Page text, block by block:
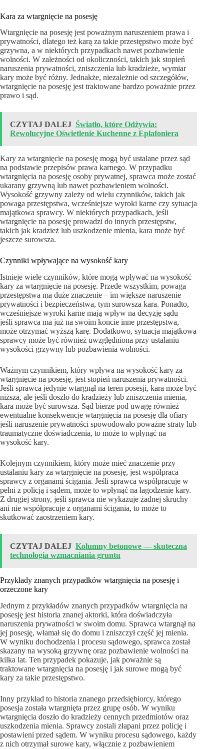
Kara za wtargnięcie na posesję
Wtargnięcie na posesję jest poważnym naruszeniem prawa i
prywatności, dlatego też karą za takie przestępstwo może być
grzywna, a w niektórych przypadkach nawet pozbawienie
wolności. W zależności od okoliczności, takich jak stopień
naruszenia prywatności, zniszczenia lub kradzieże, wymiar
kary może być różny. Jednakże, niezależnie od szczegółów,
wtargnięcie na posesję jest traktowane bardzo poważnie przez
prawo i sąd.
CZYTAJ DALEJ Światło, które Odżywia:
Rewolucyjne Oświetlenie Kuchenne z Eplafoniera
Kary za wtargnięcie na posesję mogą być ustalane przez sąd
na podstawie przepisów prawa karnego. W przypadku
wtargnięcia na posesję osoby prywatnej, sprawca może zostać
ukarany grzywną lub nawet pozbawieniem wolności.
Wysokość grzywny zależy od wielu czynników, takich jak
powaga przestępstwa, wcześniejsze wyroki karne czy sytuacja
majątkowa sprawcy. W niektórych przypadkach, jeśli
wtargnięcie na posesję prowadzi do innych przestępstw,
takich jak kradzież lub uszkodzenie mienia, kara może być
jeszcze surowsza.
Czynniki wpływające na wysokość kary
Istnieje wiele czynników, które mogą wpływać na wysokość
kary za wtargnięcie na posesję. Przede wszystkim, powaga
przestępstwa ma duże znaczenie – im większe naruszenie
prywatności i bezpieczeństwa, tym surowsza kara. Ponadto,
wcześniejsze wyroki karne mają wpływ na decyzję sądu –
jeśli sprawca ma już na swoim koncie inne przestępstwa,
może otrzymać wyższą karę. Dodatkowo, sytuacja majątkowa
sprawcy może być również uwzględniona przy ustalaniu
wysokości grzywny lub pozbawienia wolności.
Ważnym czynnikiem, który wpływa na wysokość kary za
wtargnięcie na posesję, jest stopień naruszenia prywatności.
Jeśli sprawca jedynie wtargnął na teren posesji, kara może być
niższa, ale jeśli doszło do kradzieży lub zniszczenia mienia,
kara może być surowsza. Sąd bierze pod uwagę również
ewentualne konsekwencje wtargnięcia na posesję dla ofiary –
jeśli naruszenie prywatności spowodowało poważne straty lub
traumatyczne doświadczenia, to może to wpłynąć na
wysokość kary.
Kolejnym czynnikiem, który może mieć znaczenie przy
ustalaniu kary za wtargnięcie na posesję, jest współpraca
sprawcy z organami ścigania. Jeśli sprawca współpracuje w
pełni z policją i sądem, może to wpłynąć na łagodzenie kary.
Z drugiej strony, jeśli sprawca nie wykazuje żadnej skruchy
ani nie współpracuje z organami ścigania, to może to
skutkować zaostrzeniem kary.
CZYTAJ DALEJ Kolumny betonowe — skuteczna
technologia wzmacniania gruntu
Przykłady znanych przypadków wtargnięcia na posesję i
orzeczone kary
Jednym z przykładów znanych przypadków wtargnięcia na
posesję jest historia znanej aktorki, która doświadczyła
naruszenia prywatności w swoim domu. Sprawca wtargnął na
jej posesję, włamał się do domu i zniszczył część jej mienia.
W wyniku dochodzenia i procesu sądowego, sprawca został
skazany na wysoką grzywnę oraz pozbawienie wolności na
kilka lat. Ten przypadek pokazuje, jak poważnie są
traktowane wtargnięcia na posesję i jak surowe mogą być
kary za takie przestępstwo.
Inny przykład to historia znanego przedsiębiorcy, którego
posesja została wtargnięta przez grupę osób. W wyniku
wtargnięcia doszło do kradzieży cennych przedmiotów oraz
uszkodzenia mienia. Sprawcy zostali złapani przez policję i
postawieni przed sądem. W wyniku procesu sądowego, każdy
z nich otrzymał surowe kary, włącznie z pozbawieniem